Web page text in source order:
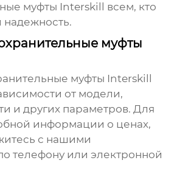
муфты Interskill
всем, кто
надежность.
муфты
муфты Interskill
от модели,
и других параметров. Для
информации о ценах,
с нашими
телефону или электронной